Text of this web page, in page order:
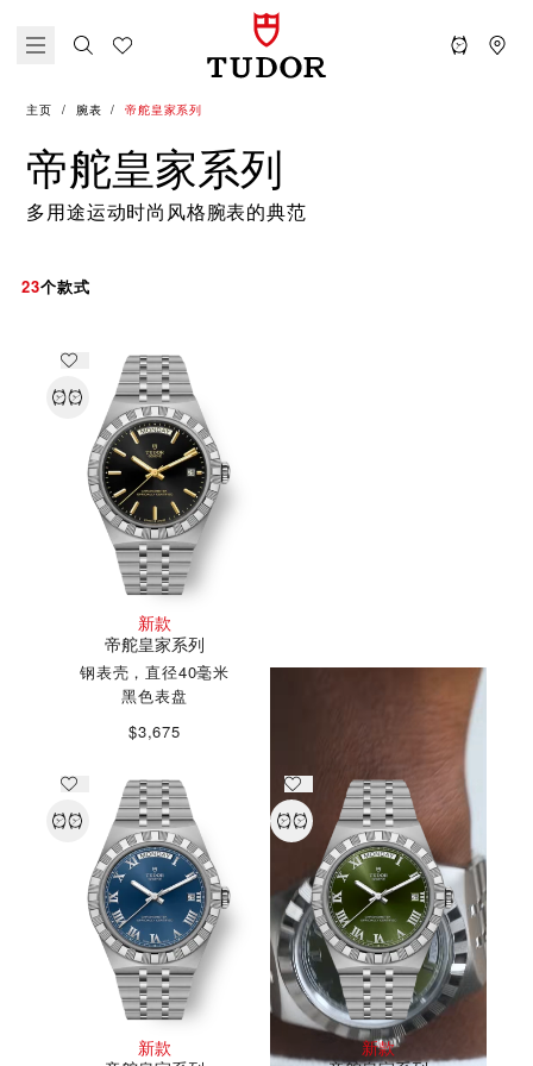
主页 腕表 帝舵皇家系列
帝舵皇家系列
多用途运动时尚风格腕表的典范
23个款式
新款
帝舵皇家系列
钢表壳，直径40毫米
黑色表盘
$3,675
新款
新款